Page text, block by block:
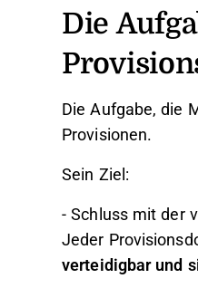
Die
Die Aufgabe, die
Provisionen.
Sein Ziel:
- Schluss mit der
Jeder
verteidigbar und